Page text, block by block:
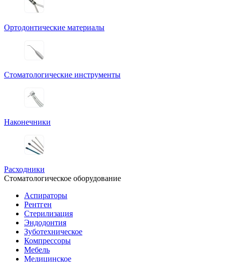
Ортодонтические материалы
Стоматологические инструменты
Наконечники
Расходники
Стоматологическое оборудование
Аспираторы
Рентген
Стерилизация
Эндодонтия
Зуботехническое
Компрессоры
Мебель
Медицинское